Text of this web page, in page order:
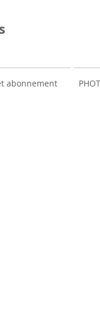
abonnement